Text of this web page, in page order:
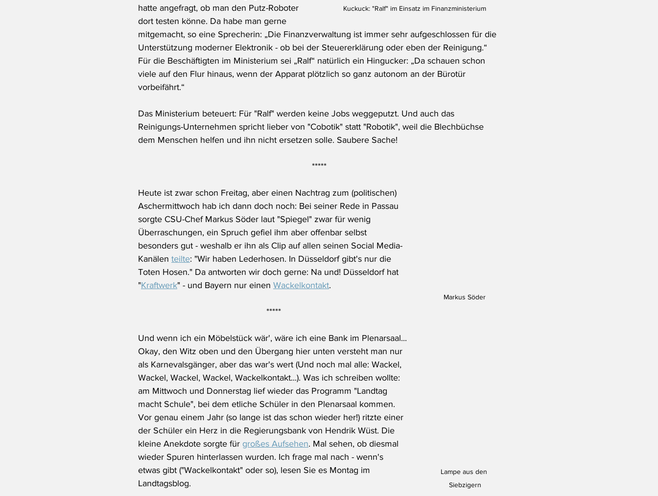
Kuckuck: "Ralf" im Einsatz im Finanzministerium
hatte angefragt, ob man den Putz-Roboter
dort testen könne. Da habe man gerne
mitgemacht, so eine Sprecherin: „Die Finanzverwaltung ist immer sehr aufgeschlossen für die
Unterstützung moderner Elektronik - ob bei der Steuererklärung oder eben der Reinigung.“
Für die Beschäftigten im Ministerium sei „Ralf“ natürlich ein Hingucker: „Da schauen schon
viele auf den Flur hinaus, wenn der Apparat plötzlich so ganz autonom an der Bürotür
vorbeifährt.“
Das Ministerium beteuert: Für "Ralf" werden keine Jobs weggeputzt. Und auch das
Reinigungs-Unternehmen spricht lieber von "Cobotik" statt "Robotik", weil die Blechbüchse
dem Menschen helfen und ihn nicht ersetzen solle. Saubere Sache!
*****
Markus Söder
Heute ist zwar schon Freitag, aber einen Nachtrag zum (politischen)
Aschermittwoch hab ich dann doch noch: Bei seiner Rede in Passau
sorgte CSU-Chef Markus Söder laut "Spiegel" zwar für wenig
Überraschungen, ein Spruch gefiel ihm aber offenbar selbst
besonders gut - weshalb er ihn als Clip auf allen seinen Social Media-
Kanälen teilte: "Wir haben Lederhosen. In Düsseldorf gibt's nur die
Toten Hosen." Da antworten wir doch gerne: Na und! Düsseldorf hat
"Kraftwerk" - und Bayern nur einen Wackelkontakt.
*****
Lampe aus den
Siebzigern
Und wenn ich ein Möbelstück wär', wäre ich eine Bank im Plenarsaal...
Okay, den Witz oben und den Übergang hier unten versteht man nur
als Karnevalsgänger, aber das war's wert (Und noch mal alle: Wackel,
Wackel, Wackel, Wackel, Wackelkontakt...). Was ich schreiben wollte:
am Mittwoch und Donnerstag lief wieder das Programm "Landtag
macht Schule", bei dem etliche Schüler in den Plenarsaal kommen.
Vor genau einem Jahr (so lange ist das schon wieder her!) ritzte einer
der Schüler ein Herz in die Regierungsbank von Hendrik Wüst. Die
kleine Anekdote sorgte für großes Aufsehen. Mal sehen, ob diesmal
wieder Spuren hinterlassen wurden. Ich frage mal nach - wenn's
etwas gibt ("Wackelkontakt" oder so), lesen Sie es Montag im
Landtagsblog.